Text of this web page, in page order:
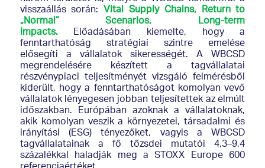
visszaállás során:Vital Supply Chains, Return to
„Normal” Scenarios, Long-term
Impacts.Előadásában kiemelte, hogy a
fenntarthatóság stratégiai szintre emelése
elősegíti a vállalatok sikerességét. A WBCSD
megrendelésére készített a tagvállalatai
részvénypiaci teljesítményét vizsgáló felmérésből
kiderült, hogy a fenntarthatóságot komolyan vevő
vállalatok lényegesen jobban teljesítettek az elmúlt
időszakban. Európában azoknak a vállalatoknak,
akik komolyan veszik a környezetei, társadalmi és
irányítási (ESG) tényezőket, vagyis a WBCSD
tagvállalatainak a fő tőzsdei mutatói 4,3–9,4
százalékkal haladják meg a STOXX Europe 600